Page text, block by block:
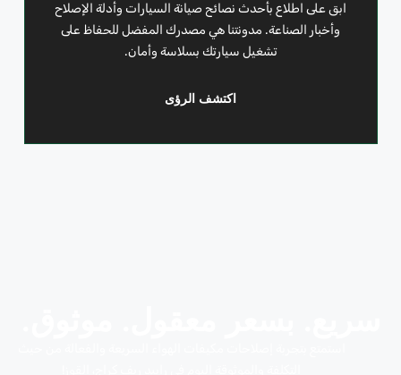
ابق على اطلاع بأحدث نصائح صيانة السيارات وأدلة الإصلاح
وأخبار الصناعة. مدونتنا هي مصدرك المفضل للحفاظ على
تشغيل سيارتك بسلاسة وأمان.
اكتشف الرؤى